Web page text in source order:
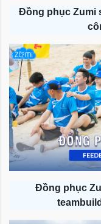
Đồng phục Zumi
Đồng phục